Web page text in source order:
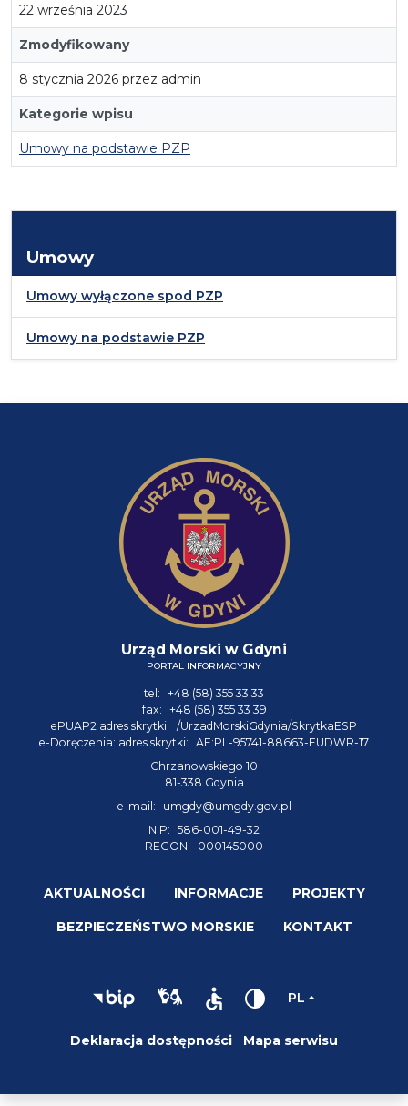
22 września 2023
Zmodyfikowany
8 stycznia 2026 przez admin
Kategorie wpisu
Umowy na podstawie PZP
Umowy
Umowy wyłączone spod PZP
Umowy na podstawie PZP
Urząd Morski w Gdyni
PORTAL INFORMACYJNY
tel: +48 (58) 355 33 33
fax: +48 (58) 355 33 39
ePUAP2 adres skrytki: /UrzadMorskiGdynia/SkrytkaESP
e-Doręczenia: adres skrytki: AE:PL-95741-88663-EUDWR-17
Chrzanowskiego 10
81-338 Gdynia
e-mail:
umgdy@umgdy.gov.pl
NIP: 586-001-49-32
REGON:
000145000
AKTUALNOŚCI INFORMACJE PROJEKTY
BEZPIECZEŃSTWO MORSKIE KONTAKT
PL
Deklaracja dostępności Mapa serwisu